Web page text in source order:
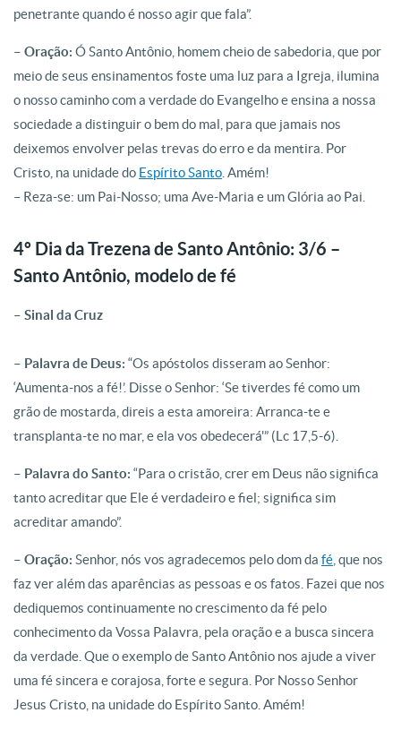
penetrante quando é nosso agir que fala”.
– Oração: Ó Santo Antônio, homem cheio de sabedoria, que por
meio de seus ensinamentos foste uma luz para a Igreja, ilumina
o nosso caminho com a verdade do Evangelho e ensina a nossa
sociedade a distinguir o bem do mal, para que jamais nos
deixemos envolver pelas trevas do erro e da mentira. Por
Cristo, na unidade do Espírito Santo . Amém!
– Reza-se: um Pai-Nosso; uma Ave-Maria e um Glória ao Pai.
4º Dia da Trezena de Santo Antônio: 3/6 –
Santo Antônio, modelo de fé
– Sinal da Cruz
– Palavra de Deus: “Os apóstolos disseram ao Senhor:
‘Aumenta-nos a fé!’. Disse o Senhor: ‘Se tiverdes fé como um
grão de mostarda, direis a esta amoreira: Arranca-te e
transplanta-te no mar, e ela vos obedecerá'” (Lc 17,5-6).
– Palavra do Santo: “Para o cristão, crer em Deus não significa
tanto acreditar que Ele é verdadeiro e fiel; significa sim
acreditar amando”.
– Oração: Senhor, nós vos agradecemos pelo dom da fé , que nos
faz ver além das aparências as pessoas e os fatos. Fazei que nos
dediquemos continuamente no crescimento da fé pelo
conhecimento da Vossa Palavra, pela oração e a busca sincera
da verdade. Que o exemplo de Santo Antônio nos ajude a viver
uma fé sincera e corajosa, forte e segura. Por Nosso Senhor
Jesus Cristo, na unidade do Espírito Santo. Amém!